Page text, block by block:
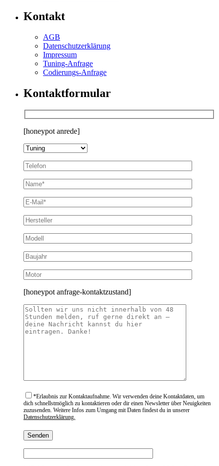
Kontakt
AGB
Datenschutzerklärung
Impressum
Tuning-Anfrage
Codierungs-Anfrage
Kontaktformular
[honeypot anrede]
[honeypot anfrage-kontaktzustand]
*Erlaubnis zur Kontaktaufnahme. Wir verwenden deine Kontaktdaten, um
dich schnellstmöglich zu kontaktieren oder dir einen Newsletter über Neuigkeiten
zuzusenden. Weitere Infos zum Umgang mit Daten findest du in unserer
Datenschutzerklärung.